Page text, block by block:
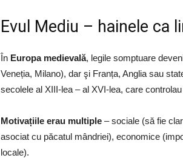
Evul Mediu – hainele ca
În Europa medievală, legile somptuare
Veneția, Milano), dar şi Franța, Anglia sau
secolele al XIII-lea – al XVI-lea, care
Motivațiile erau multiple – sociale (să fie
asociat cu păcatul mândriei), economice
locale).